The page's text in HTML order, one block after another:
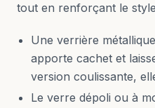
tout en renforçant le
Une verrière
apporte cachet et
version coulissante,
Le verre dépoli ou à